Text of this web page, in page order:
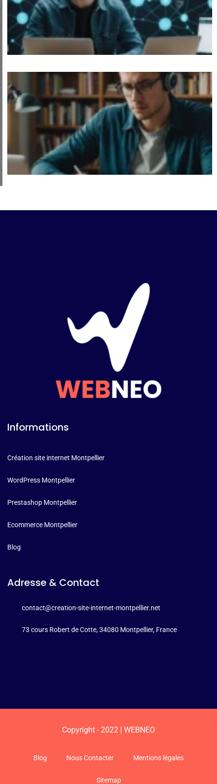
Informations
Création site internet Montpellier
WordPress Montpellier
Prestashop Montpellier
Ecommerce Montpellier
Blog
Adresse & Contact
contact@creation-site-internet-montpellier.net
73 cours Robert de Cotte, 34080 Montpellier, France
Copyright - 2022 | WEBNEO
Blog Nous Contacter Mentions légales
Sitemap